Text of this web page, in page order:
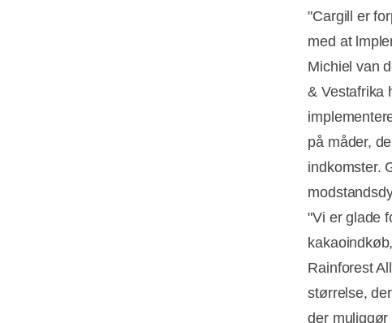
"Cargill er
med at
Michiel van
& Vestafrika
på måder,
indkomster.
"Vi er glade
Rainforest
størrelse,
der muliggør